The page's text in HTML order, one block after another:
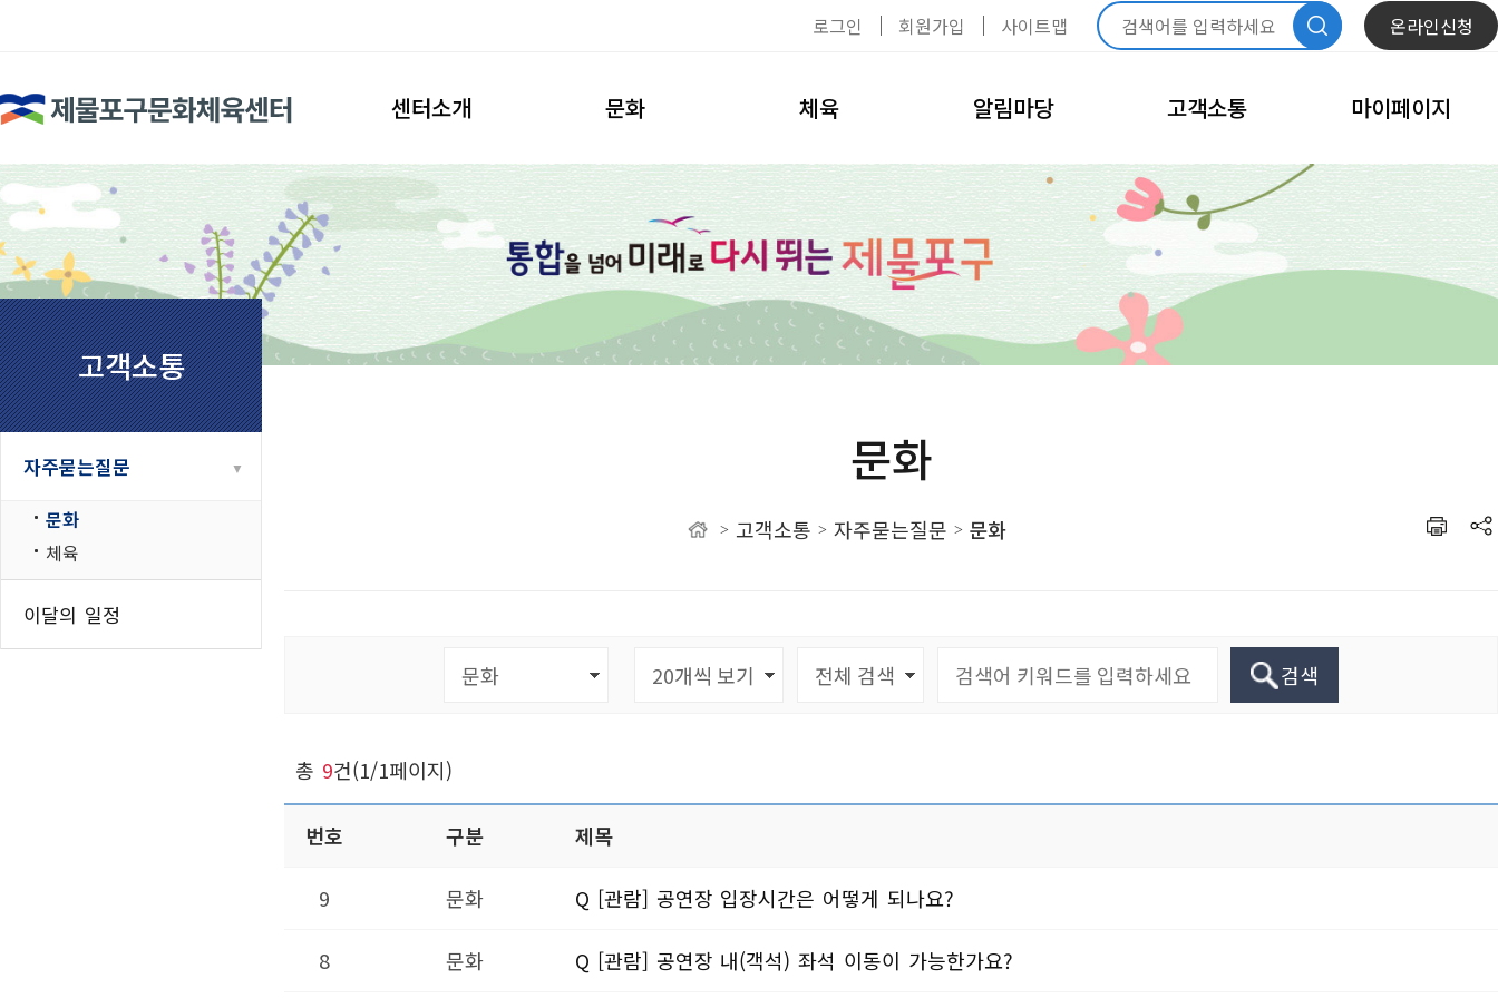
로그인 회원가입 사이트맵 온라인신청
센터소개
인사말
시설안내
조직도
찾아오시는길
문화
공연/전시
대관신청
환불안내
체육
이용수칙
탈의실
헬스장
수영장
강사소개
수강신청
알림마당
공지사항
자료실
채용공고
고객소통
자주묻는질문
문화
체육
이달의 일정
마이페이지
내정보관리
모바일회원카드
회원정보수정
비밀번호변경
수강신청내역
고객소통
자주묻는질문
문화
체육
이달의 일정
문화
> 고객소통 > 자주묻는질문 > 문화
카카오스토리 공유
검색
총 9건(1/1페이지)
번호 구분 제목
9 문화 Q [관람] 공연장 입장시간은 어떻게 되나요?
8 문화 Q [관람] 공연장 내(객석) 좌석 이동이 가능한가요?